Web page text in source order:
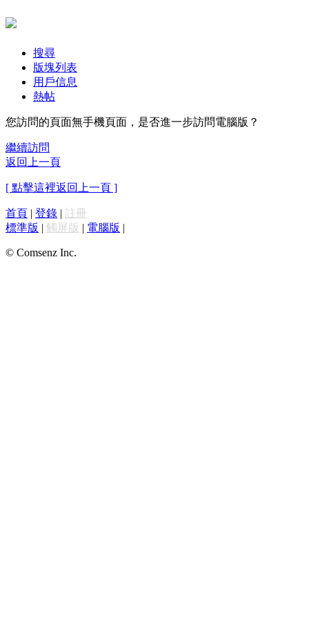
搜尋
版塊列表
用戶信息
熱帖
您訪問的頁面無手機頁面，是否進一步訪問電腦版？
繼續訪問
返回上一頁
[ 點擊這裡返回上一頁 ]
首頁 | 登錄 | 註冊
標準版 | 觸屏版 | 電腦版 |
© Comsenz Inc.